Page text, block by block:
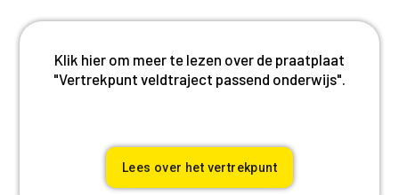
Klik hier om meer te lezen over de praatplaat
"Vertrekpunt veldtraject passend onderwijs".
Lees over het vertrekpunt